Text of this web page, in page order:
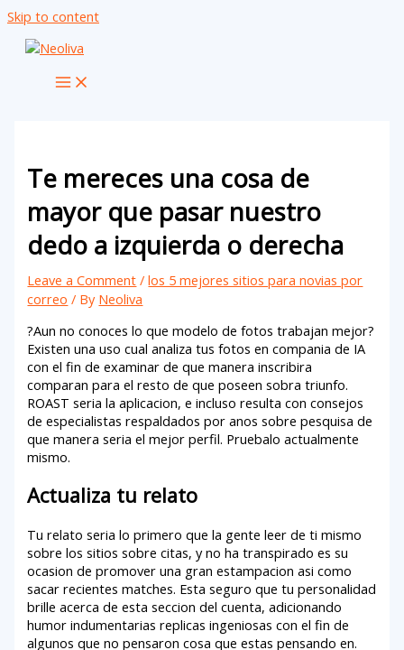
Skip to content
Te mereces una cosa de
mayor que pasar nuestro
dedo a izquierda o derecha
Leave a Comment /los 5 mejores sitios para novias por
correo / By Neoliva
?Aun no conoces lo que modelo de fotos trabajan mejor?
Existen una uso cual analiza tus fotos en compania de IA
con el fin de examinar de que manera inscribira
comparan para el resto de que poseen sobra triunfo.
ROAST seri­a la aplicacion, e incluso resulta con consejos
de especialistas respaldados por anos sobre pesquisa de
que manera seri­a el mejor perfil. Pruebalo actualmente
mismo.
Actualiza tu relato
Tu relato seri­a lo primero que la gente leer de ti mismo
sobre los sitios sobre citas, y no ha transpirado es su
ocasion de promover una gran estampacion asi­ como
sacar recientes matches. Esta seguro que tu personalidad
brille acerca de esta seccion del cuenta, adicionando
humor indumentarias replicas ingeniosas con el fin de
algunos que no pensaron cosa que estas pensando en.